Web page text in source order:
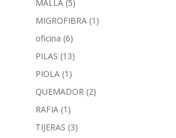
MALLA (5)
MIGROFIBRA (1)
oficina (6)
PILAS (13)
PIOLA (1)
QUEMADOR (2)
RAFIA (1)
TIJERAS (3)